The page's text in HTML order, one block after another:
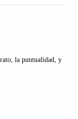
la puntualidad, y